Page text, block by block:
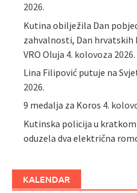
2026.
Kutina obilježila Dan
zahvalnosti, Dan
VRO Oluja 4. kolovoza 2026.
Lina Filipović putuje na
2026.
9 medalja za Koros 4.
Kutinska policija u
oduzela dva električna
KALENDAR